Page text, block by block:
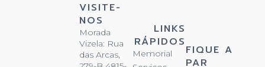
VISITE-
NOS
Morada
Vizela: Rua
das Arcas,
LINKS
RÁPIDOS
Memorial
FIQUE A
PAR